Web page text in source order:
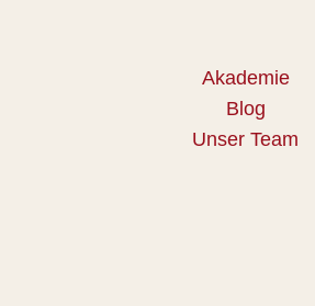
Akademie
Blog
Unser Team